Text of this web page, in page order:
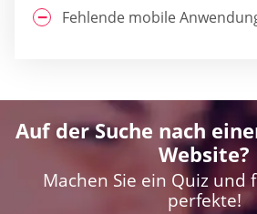
Fehlende mobile
Auf der Suche nach
Website?
Machen Sie ein Quiz und
perfekte!